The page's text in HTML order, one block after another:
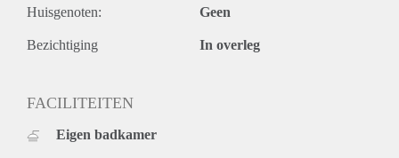
- External storage space
- Bicycle storage
- Private parking optional for €100,- a month
- Double glassed windows
Rental price € 1500,- excluding utilities
Huisgenoten: Geen
Bezichtiging In overleg
FACILITEITEN
Eigen badkamer